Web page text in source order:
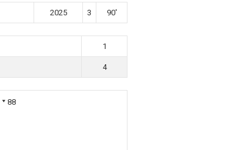
2025 3 90'
1
4
88